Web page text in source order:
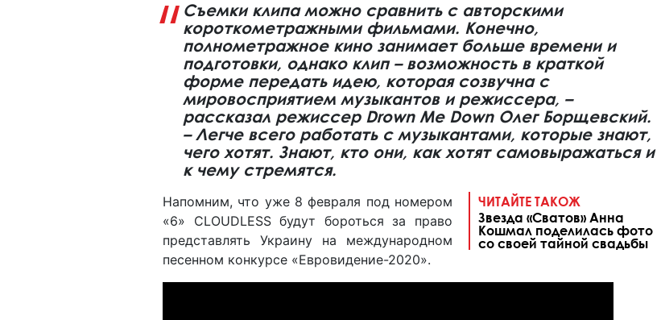
Съемки клипа можно сравнить с авторскими
короткометражными фильмами. Конечно,
полнометражное кино занимает больше времени и
подготовки, однако клип – возможность в краткой
форме передать идею, которая созвучна с
мировосприятием музыкантов и режиссера, –
рассказал режиссер Drown Me Down Олег Борщевский.
– Легче всего работать с музыкантами, которые знают,
чего хотят. Знают, кто они, как хотят самовыражаться и
к чему стремятся.
ЧИТАЙТЕ ТАКОЖ
Звезда «Сватов» Анна
Кошмал поделилась фото
со своей тайной свадьбы
Напомним, что уже 8 февраля под номером
«6» CLOUDLESS будут бороться за право
представлять Украину на международном
песенном конкурсе «Евровидение-2020».